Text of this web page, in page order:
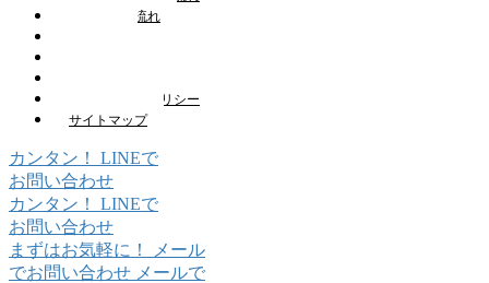
受講申込の流れ
プライバシーポリシー
サイトマップ
カンタン！ LINEで
お問い合わせ
カンタン！
LINEで
お問い合わせ
まずはお気軽に！
メール
でお問い合わせ メールで